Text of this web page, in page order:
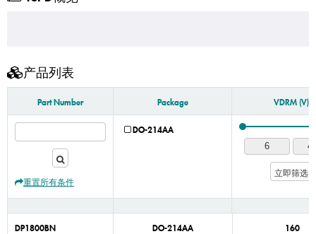
产品列表
Part Number Package VDRM (V)
重置所有条件
DO-214AA
立即筛选
DP1800BN DO-214AA 160